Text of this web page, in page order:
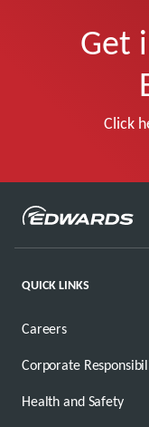
Get
Click
QUICK LINKS
Careers
Corporate
Health and Safety